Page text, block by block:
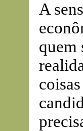
A
quem